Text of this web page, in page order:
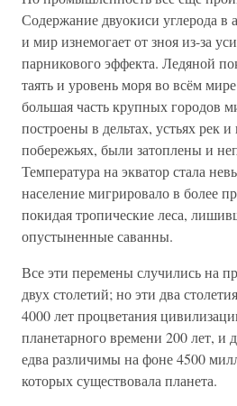
Содержание двуокиси углерода в
и мир изнемогает от зноя из-за
парникового эффекта. Ледяной
таять и уровень моря во всём
большая часть крупных городов
построены в дельтах, устьях рек
побережьях, были затоплены и
Температура на экватор стала
население мигрировало в более
покидая тропические леса,
опустыненные саванны.
Все эти перемены случились на
двух столетий; но эти два
4000 лет процветания
планетарного времени 200 лет, и
едва различимы на фоне 4500
которых существовала планета.